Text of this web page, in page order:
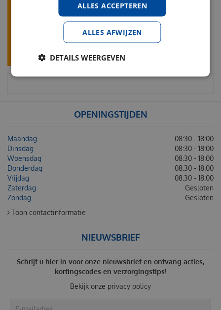
OPENINGSTIJDEN
Maandag
08:30 - 18:00
Dinsdag
08:30 - 18:00
Woensdag
08:30 - 18:00
Donderdag
08:30 - 18:00
Vrijdag
08:30 - 18:00
Zaterdag
Gesloten
Zondag
Gesloten
Toon contactinformatie
NIEUWSBRIEF
Schrijf u hier in voor onze nieuwsbrief en ontvang acties,
kortingscodes en verzorgingstips!
Bekijk onze privacy policy
ALLES ACCEPTEREN
ALLES AFWIJZEN
DETAILS WEERGEVEN